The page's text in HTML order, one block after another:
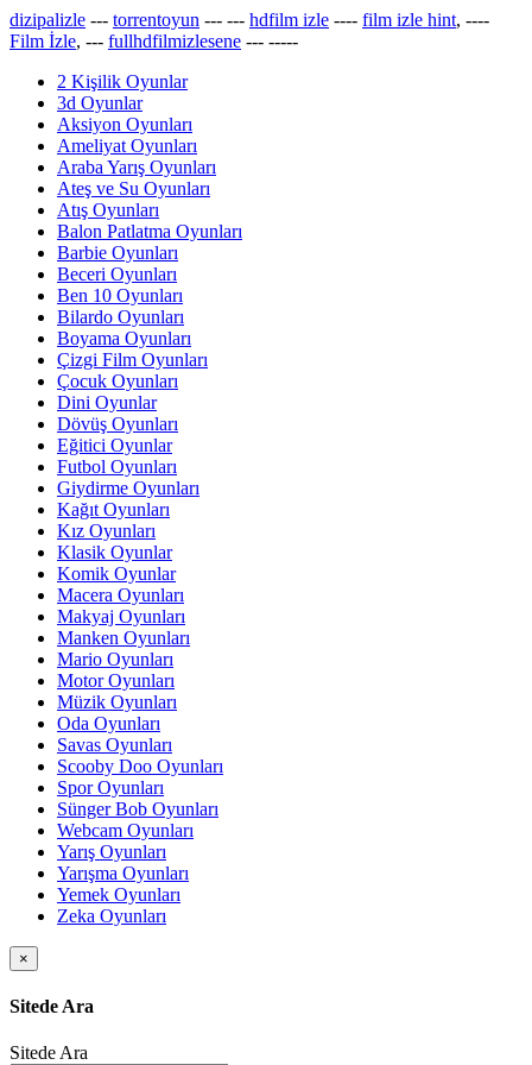
dizipalizle --- torrentoyun --- --- hdfilm izle ---- film izle hint, ----
Film İzle, --- fullhdfilmizlesene --- -----
2 Kişilik Oyunlar
3d Oyunlar
Aksiyon Oyunları
Ameliyat Oyunları
Araba Yarış Oyunları
Ateş ve Su Oyunları
Atış Oyunları
Balon Patlatma Oyunları
Barbie Oyunları
Beceri Oyunları
Ben 10 Oyunları
Bilardo Oyunları
Boyama Oyunları
Çizgi Film Oyunları
Çocuk Oyunları
Dini Oyunlar
Dövüş Oyunları
Eğitici Oyunlar
Futbol Oyunları
Giydirme Oyunları
Kağıt Oyunları
Kız Oyunları
Klasik Oyunlar
Komik Oyunlar
Macera Oyunları
Makyaj Oyunları
Manken Oyunları
Mario Oyunları
Motor Oyunları
Müzik Oyunları
Oda Oyunları
Savas Oyunları
Scooby Doo Oyunları
Spor Oyunları
Sünger Bob Oyunları
Webcam Oyunları
Yarış Oyunları
Yarışma Oyunları
Yemek Oyunları
Zeka Oyunları
×
Sitede Ara
Sitede Ara